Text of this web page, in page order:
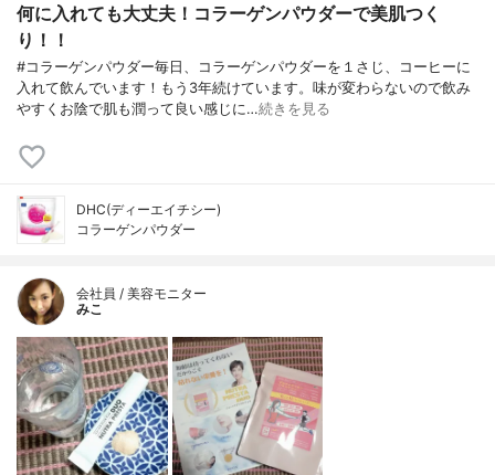
何に入れても大丈夫！コラーゲンパウダーで美肌つく
り！！
#コラーゲンパウダー毎日、コラーゲンパウダーを１さじ、コーヒーに
入れて飲んでいます！もう3年続けています。味が変わらないので飲み
やすくお陰で肌も潤って良い感じに…続きを見る
DHC(ディーエイチシー)
コラーゲンパウダー
会社員 / 美容モニター
みこ